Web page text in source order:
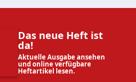
Das neue Heft ist
da!
Aktuelle Ausgabe ansehen
und online verfügbare
Heftartikel lesen.